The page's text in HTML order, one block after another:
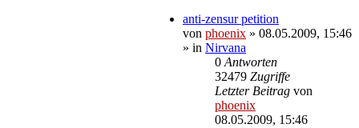
anti-zensur petition
von phoenix » 08.05.2009, 15:46
» in Nirvana
0 Antworten
32479 Zugriffe
Letzter Beitrag von
phoenix
08.05.2009, 15:46